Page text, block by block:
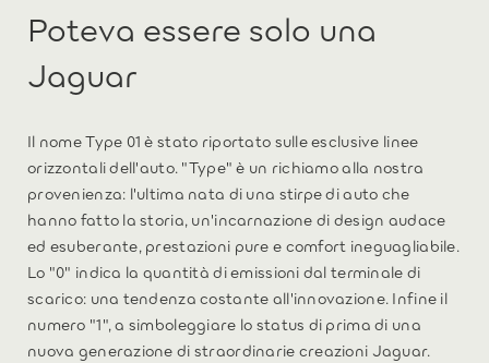
Poteva essere solo una
Jaguar
Il nome Type 01 è stato riportato sulle esclusive linee
orizzontali dell'auto. "Type" è un richiamo alla nostra
provenienza: l'ultima nata di una stirpe di auto che
hanno fatto la storia, un'incarnazione di design audace
ed esuberante, prestazioni pure e comfort ineguagliabile.
Lo "0" indica la quantità di emissioni dal terminale di
scarico: una tendenza costante all'innovazione. Infine il
numero "1", a simboleggiare lo status di prima di una
nuova generazione di straordinarie creazioni Jaguar.